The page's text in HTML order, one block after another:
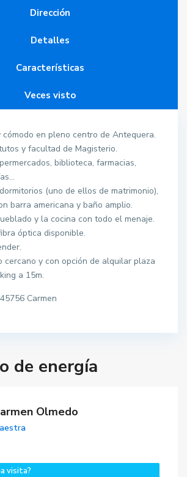
Dirección
Detalles
Características
Veces visto
cómodo en pleno centro de Antequera.
y facultad de Magisterio.
biblioteca, farmacias,
(uno de ellos de matrimonio),
barra americana y baño amplio.
y la cocina con todo el menaje.
óptica disponible.
cercano y con opción de alquilar plaza
a 15m.
Carmen
de energía
Olmedo
visita?